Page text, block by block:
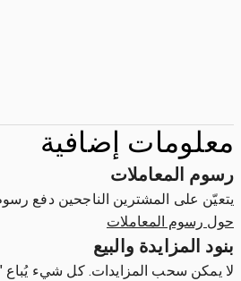
معلومات إضافية
رسوم المعاملات
يتعيّن على المشترين الناجحين دفع
حول رسوم المعاملات
بنود المزايدة والبيع
لا يمكن سحب المزايدات. كل شيء يُباع